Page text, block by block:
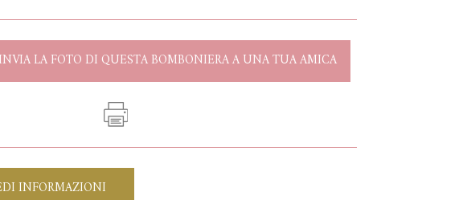
INVIA LA FOTO DI QUESTA BOMBONIERA A UNA TUA AMICA
INFORMAZIONI